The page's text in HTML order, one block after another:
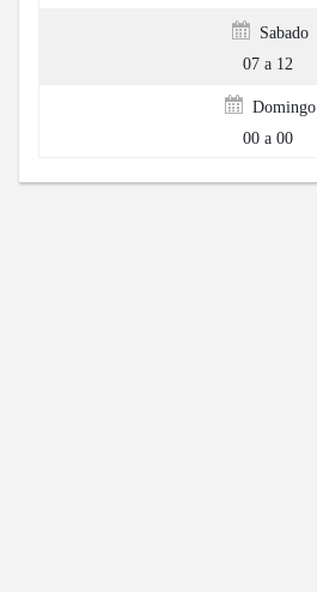
Sabado
07 a 12
Domingo
00 a 00